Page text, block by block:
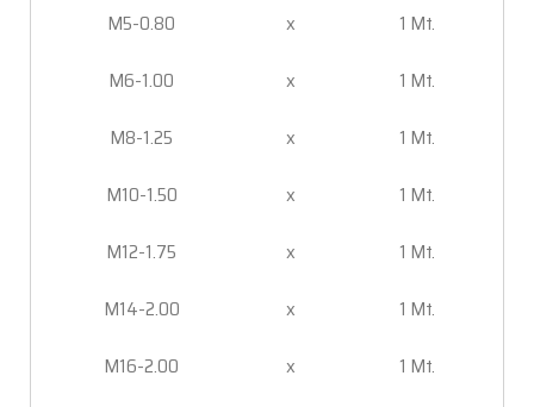
M5-0.80
x
1 Mt.
M6-1.00
x
1 Mt.
M8-1.25
x
1 Mt.
M10-1.50
x
1 Mt.
M12-1.75
x
1 Mt.
M14-2.00
x
1 Mt.
M16-2.00
x
1 Mt.